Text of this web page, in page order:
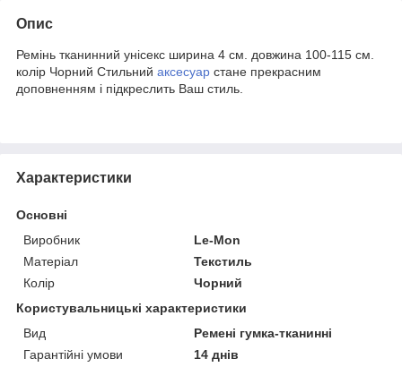
Опис
Ремінь тканинний унісекс ширина 4 см. довжина 100-115 см.
колір Чорний Стильний аксесуар стане прекрасним
доповненням і підкреслить Ваш стиль.
Характеристики
Основні
Виробник
Le-Mon
Матеріал
Текстиль
Колір
Чорний
Користувальницькі характеристики
Вид
Ремені гумка-тканинні
Гарантійні умови
14 днів